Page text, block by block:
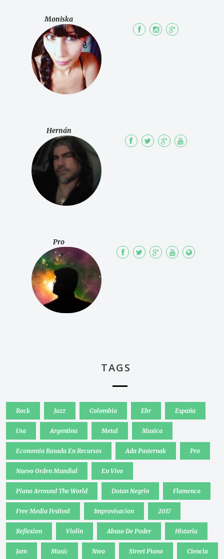
Moniska
Hernán
Pro
TAGS
Rock Jazz Colombia Ebr España
Usa Argentina Metal Musica
Economia Basada En Recursos Ada Pasternak Pro
Nuevo Orden Mundial En Vivo
Piano Arround The World Dotan Negrin Flamenco
Free Media Festival Improvisacion 2017
Reflexion Violin Abuso De Poder Historia
Jam Music Nwo Street Piano Ciencia